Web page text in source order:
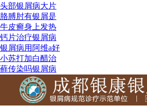
头部银屑病大片
胳膊肘有银屑是
牛皮癣身上发热
钙片治疗银屑病
银屑病用阿维a好
小苏打加白醋治
藓传染吗银屑病